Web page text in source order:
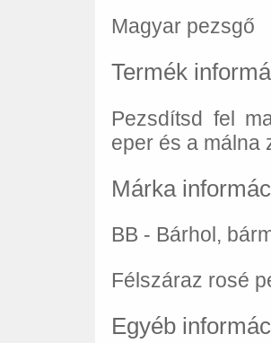
Magyar pezsgő
Termék
Pezsdítsd fel
eper és a málna
Márka
BB - Bárhol,
Félszáraz rosé
Egyéb